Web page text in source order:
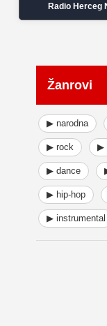
Radio Herceg
Žanrovi
▶ narodna
▶ rock ▶
▶ dance
▶ hip-hop
▶ instrumental